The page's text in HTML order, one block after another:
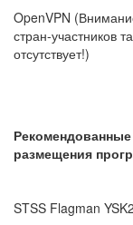
OpenVPN
стран-участников
отсутствует!)
размещения
STSS Flagman